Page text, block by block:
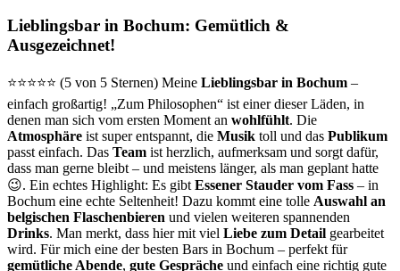
Lieblingsbar in Bochum: Gemütlich &
Ausgezeichnet!
⭐️⭐️⭐️⭐️⭐️ (5 von 5 Sternen) Meine Lieblingsbar in Bochum –
einfach großartig! „Zum Philosophen“ ist einer dieser Läden, in
denen man sich vom ersten Moment an wohlfühlt. Die
Atmosphäre ist super entspannt, die Musik toll und das Publikum
passt einfach. Das Team ist herzlich, aufmerksam und sorgt dafür,
dass man gerne bleibt – und meistens länger, als man geplant hatte
😉. Ein echtes Highlight: Es gibt Essener Stauder vom Fass – in
Bochum eine echte Seltenheit! Dazu kommt eine tolle Auswahl an
belgischen Flaschenbieren und vielen weiteren spannenden
Drinks. Man merkt, dass hier mit viel Liebe zum Detail gearbeitet
wird. Für mich eine der besten Bars in Bochum – perfekt für
gemütliche Abende, gute Gespräche und einfach eine richtig gute